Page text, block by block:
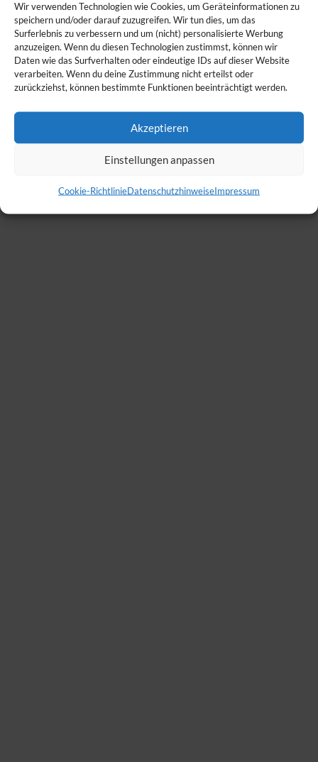
Wir verwenden Technologien wie Cookies, um Geräteinformationen zu
speichern und/oder darauf zuzugreifen. Wir tun dies, um das
Surferlebnis zu verbessern und um (nicht) personalisierte Werbung
anzuzeigen. Wenn du diesen Technologien zustimmst, können wir
Daten wie das Surfverhalten oder eindeutige IDs auf dieser Website
verarbeiten. Wenn du deine Zustimmung nicht erteilst oder
zurückziehst, können bestimmte Funktionen beeinträchtigt werden.
Akzeptieren
Einstellungen anpassen
Cookie-RichtlinieDatenschutzhinweiseImpressum